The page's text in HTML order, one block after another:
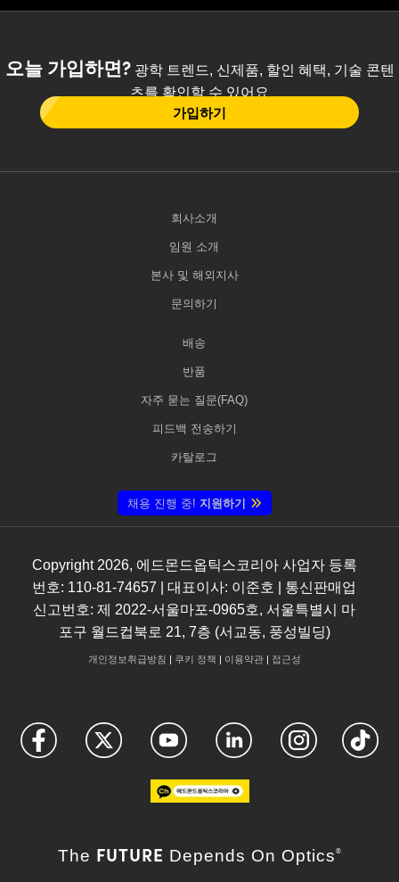
오늘 가입하면?광학 트렌드, 신제품, 할인 혜택, 기술 콘텐
츠를 확인할 수 있어요
가입하기
회사소개
임원 소개
본사 및 해외지사
문의하기
배송
반품
자주 묻는 질문(FAQ)
피드백 전송하기
카탈로그
채용 진행 중! 지원하기
Copyright 2026, 에드몬드옵틱스코리아 사업자 등록
번호: 110-81-74657 | 대표이사: 이준호 | 통신판매업
신고번호: 제 2022-서울마포-0965호, 서울특별시 마
포구 월드컵북로 21, 7층 (서교동, 풍성빌딩)
개인정보취급방침 쿠키 정책 이용약관| 접근성
The FUTURE Depends On Optics ®